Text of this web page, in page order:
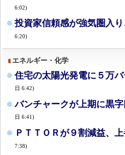
6:02)
投資家信頼感が強気圏入
6:20)
エネルギー・化学
住宅の太陽光発電に５万
日 6:42)
バンチャークが上期に黒
日 6:41)
ＰＴＴＯＲが９割減益、
7:38)